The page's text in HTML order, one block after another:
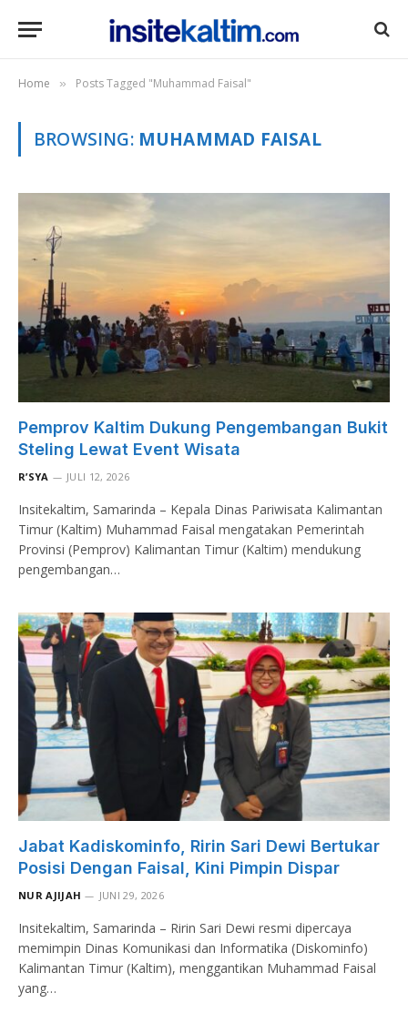
Home » Posts Tagged "Muhammad Faisal"
BROWSING: MUHAMMAD FAISAL
Pemprov Kaltim Dukung Pengembangan Bukit
Steling Lewat Event Wisata
R’SYA JULI 12, 2026
Insitekaltim, Samarinda – Kepala Dinas Pariwisata Kalimantan
Timur (Kaltim) Muhammad Faisal mengatakan Pemerintah
Provinsi (Pemprov) Kalimantan Timur (Kaltim) mendukung
pengembangan…
Jabat Kadiskominfo, Ririn Sari Dewi Bertukar
Posisi Dengan Faisal, Kini Pimpin Dispar
NUR AJIJAH JUNI 29, 2026
Insitekaltim, Samarinda – Ririn Sari Dewi resmi dipercaya
memimpin Dinas Komunikasi dan Informatika (Diskominfo)
Kalimantan Timur (Kaltim), menggantikan Muhammad Faisal
yang…